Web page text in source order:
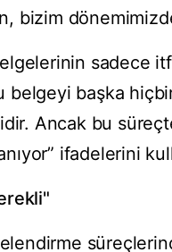
bizim
sadece
belgeyi başka
Ancak bu
ifadelerini